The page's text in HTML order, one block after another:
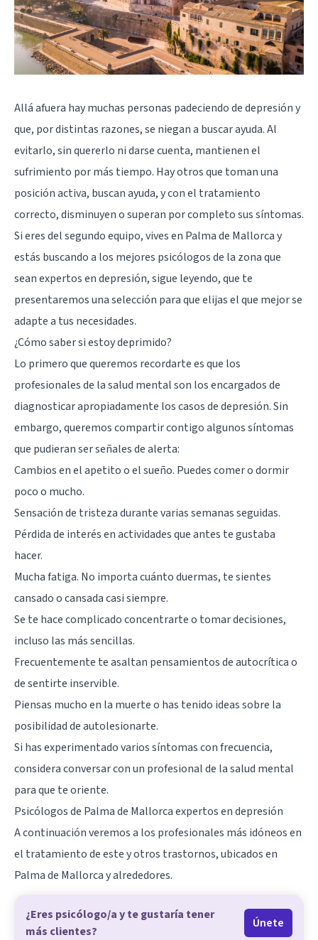
Allá afuera hay muchas personas padeciendo de depresión y
que, por distintas razones, se niegan a buscar ayuda. Al
evitarlo, sin quererlo ni darse cuenta, mantienen el
sufrimiento por más tiempo. Hay otros que toman una
posición activa, buscan ayuda, y con el tratamiento
correcto, disminuyen o superan por completo sus síntomas.
Si eres del segundo equipo, vives en Palma de Mallorca y
estás buscando a los mejores psicólogos de la zona que
sean expertos en depresión, sigue leyendo, que te
presentaremos una selección para que elijas el que mejor se
adapte a tus necesidades.
¿Cómo saber si estoy deprimido?
Lo primero que queremos recordarte es que los
profesionales de la salud mental son los encargados de
diagnosticar apropiadamente los casos de depresión. Sin
embargo, queremos compartir contigo algunos síntomas
que pudieran ser señales de alerta:
Cambios en el apetito o el sueño. Puedes comer o dormir
poco o mucho.
Sensación de tristeza durante varias semanas seguidas.
Pérdida de interés en actividades que antes te gustaba
hacer.
Mucha fatiga. No importa cuánto duermas, te sientes
cansado o cansada casi siempre.
Se te hace complicado concentrarte o tomar decisiones,
incluso las más sencillas.
Frecuentemente te asaltan pensamientos de autocrítica o
de sentirte inservible.
Piensas mucho en la muerte o has tenido ideas sobre la
posibilidad de autolesionarte.
Si has experimentado varios síntomas con frecuencia,
considera conversar con un profesional de la salud mental
para que te oriente.
Psicólogos de Palma de Mallorca expertos en depresión
A continuación veremos a los profesionales más idóneos en
el tratamiento de este y otros trastornos, ubicados en
Palma de Mallorca y alrededores.
¿Eres psicólogo/a y te gustaría tener
más clientes?
Únete